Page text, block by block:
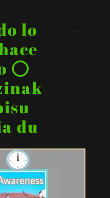
lo
⭕
du